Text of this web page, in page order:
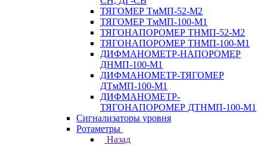
ТЯГОМЕР ТмМП-52-М2
ТЯГОМЕР ТмМП-100-М1
ТЯГОНАПОРОМЕР ТНМП-52-М2
ТЯГОНАПОРОМЕР ТНМП-100-М1
ДИФМАНОМЕТР-НАПОРОМЕР
ДНМП-100-М1
ДИФМАНОМЕТР-ТЯГОМЕР
ДТмМП-100-М1
ДИФМАНОМЕТР-
ТЯГОНАПОРОМЕР ДТНМП-100-М1
Сигнализаторы уровня
Ротаметры
Назад